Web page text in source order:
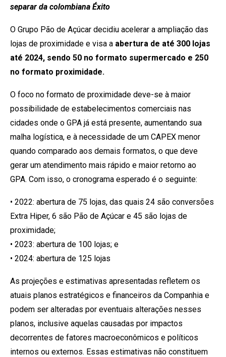
separar da colombiana Éxito
O Grupo Pão de Açúcar decidiu acelerar a ampliação das
lojas de proximidade e visa a abertura de até 300 lojas
até 2024, sendo 50 no formato supermercado e 250
no formato proximidade.
O foco no formato de proximidade deve-se à maior
possibilidade de estabelecimentos comerciais nas
cidades onde o GPA já está presente, aumentando sua
malha logística, e à necessidade de um CAPEX menor
quando comparado aos demais formatos, o que deve
gerar um atendimento mais rápido e maior retorno ao
GPA. Com isso, o cronograma esperado é o seguinte:
• 2022: abertura de 75 lojas, das quais 24 são conversões
Extra Hiper, 6 são Pão de Açúcar e 45 são lojas de
proximidade;
• 2023: abertura de 100 lojas; e
• 2024: abertura de 125 lojas
As projeções e estimativas apresentadas refletem os
atuais planos estratégicos e financeiros da Companhia e
podem ser alteradas por eventuais alterações nesses
planos, inclusive aquelas causadas por impactos
decorrentes de fatores macroeconômicos e políticos
internos ou externos. Essas estimativas não constituem